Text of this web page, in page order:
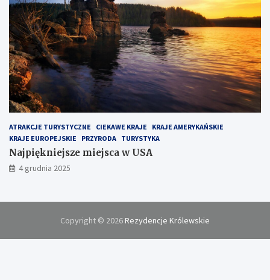
ATRAKCJE TURYSTYCZNE CIEKAWE KRAJE
KRAJE AMERYKAŃSKIE
KRAJE EUROPEJSKIE
PRZYRODA TURYSTYKA
Najpiękniejsze miejsca w USA
4 grudnia 2025
Copyright © 2026Rezydencje Królewskie